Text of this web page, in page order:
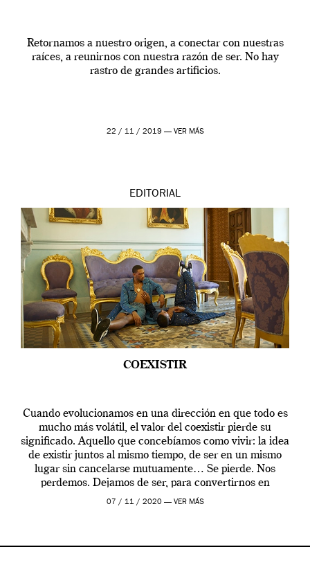
Retornamos a nuestro origen, a conectar con nuestras
raíces, a reunirnos con nuestra razón de ser. No hay
rastro de grandes artificios.
22 / 11 / 2019 — VER MÁS
EDITORIAL
COEXISTIR
Cuando evolucionamos en una dirección en que todo es
mucho más volátil, el valor del coexistir pierde su
significado. Aquello que concebíamos como vivir: la idea
de existir juntos al mismo tiempo, de ser en un mismo
lugar sin cancelarse mutuamente… Se pierde. Nos
perdemos. Dejamos de ser, para convertirnos en
individuales inconexos. Paramos el tiempo […]
07 / 11 / 2020 — VER MÁS